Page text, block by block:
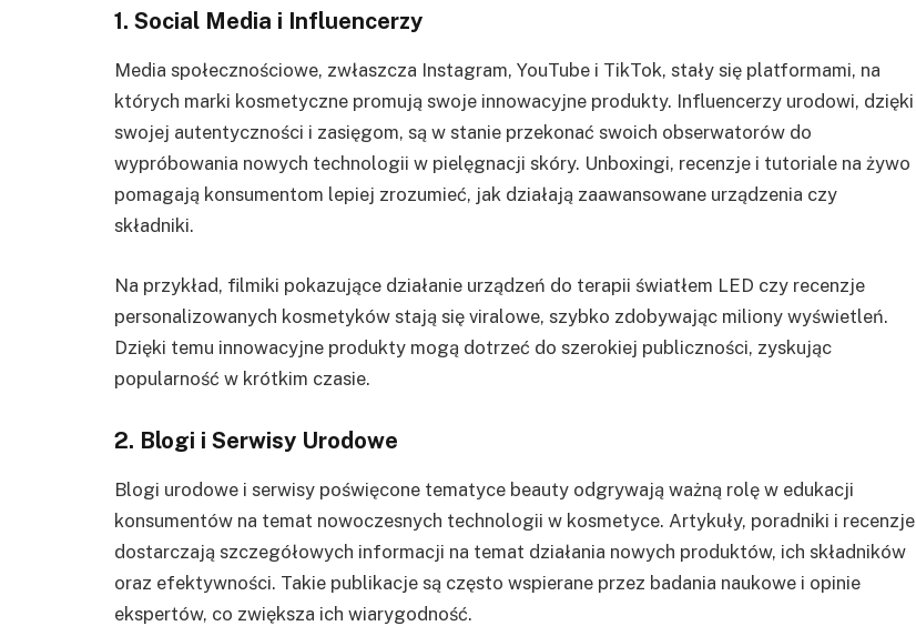
1. Social Media i Influencerzy
Media społecznościowe, zwłaszcza Instagram, YouTube i TikTok, stały się platformami, na
których marki kosmetyczne promują swoje innowacyjne produkty. Influencerzy urodowi, dzięki
swojej autentyczności i zasięgom, są w stanie przekonać swoich obserwatorów do
wypróbowania nowych technologii w pielęgnacji skóry. Unboxingi, recenzje i tutoriale na żywo
pomagają konsumentom lepiej zrozumieć, jak działają zaawansowane urządzenia czy
składniki.
Na przykład, filmiki pokazujące działanie urządzeń do terapii światłem LED czy recenzje
personalizowanych kosmetyków stają się viralowe, szybko zdobywając miliony wyświetleń.
Dzięki temu innowacyjne produkty mogą dotrzeć do szerokiej publiczności, zyskując
popularność w krótkim czasie.
2. Blogi i Serwisy Urodowe
Blogi urodowe i serwisy poświęcone tematyce beauty odgrywają ważną rolę w edukacji
konsumentów na temat nowoczesnych technologii w kosmetyce. Artykuły, poradniki i recenzje
dostarczają szczegółowych informacji na temat działania nowych produktów, ich składników
oraz efektywności. Takie publikacje są często wspierane przez badania naukowe i opinie
ekspertów, co zwiększa ich wiarygodność.